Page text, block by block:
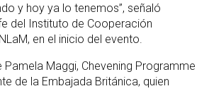
y hoy ya lo tenemos”, señaló
del Instituto de Cooperación
en el inicio del evento.
Pamela Maggi, Chevening Programme
de la Embajada Británica, quien